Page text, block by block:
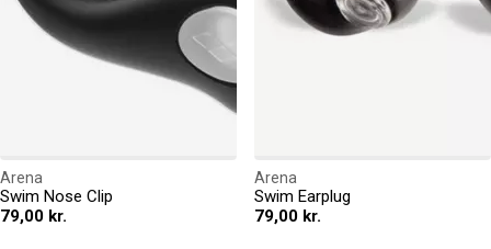
Arena
Swim Nose Clip
79,00 kr.
Arena
Swim Earplug
79,00 kr.